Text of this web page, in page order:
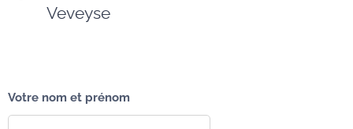
Veveyse
Votre nom et prénom